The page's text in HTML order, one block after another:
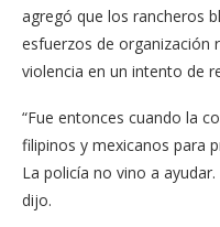
agregó que los rancheros
esfuerzos de organización
violencia en un intento de
“Fue entonces cuando la
filipinos y mexicanos para
La policía no vino a
dijo.